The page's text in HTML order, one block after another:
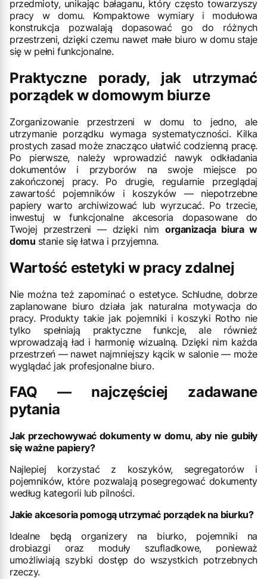
przedmioty, unikając bałaganu, który często towarzyszy
pracy w domu. Kompaktowe wymiary i modułowa
konstrukcja pozwalają dopasować go do różnych
przestrzeni, dzięki czemu nawet małe biuro w domu staje
się w pełni funkcjonalne.
Praktyczne porady, jak utrzymać
porządek w domowym biurze
Zorganizowanie przestrzeni w domu to jedno, ale
utrzymanie porządku wymaga systematyczności. Kilka
prostych zasad może znacząco ułatwić codzienną pracę.
Po pierwsze, należy wprowadzić nawyk odkładania
dokumentów i przyborów na swoje miejsce po
zakończonej pracy. Po drugie, regularnie przeglądaj
zawartość pojemników i koszyków — niepotrzebne
papiery warto archiwizować lub wyrzucać. Po trzecie,
inwestuj w funkcjonalne akcesoria dopasowane do
Twojej przestrzeni — dzięki nim organizacja biura w
domu stanie się łatwa i przyjemna.
Wartość estetyki w pracy zdalnej
Nie można też zapominać o estetyce. Schludne, dobrze
zaplanowane biuro działa jak naturalna motywacja do
pracy. Produkty takie jak pojemniki i koszyki Rotho nie
tylko spełniają praktyczne funkcje, ale również
wprowadzają ład i harmonię wizualną. Dzięki nim każda
przestrzeń — nawet najmniejszy kącik w salonie — może
wyglądać jak profesjonalne biuro.
FAQ — najczęściej zadawane
pytania
Jak przechowywać dokumenty w domu, aby nie gubiły
się ważne papiery?
Najlepiej korzystać z koszyków, segregatorów i
pojemników, które pozwalają posegregować dokumenty
według kategorii lub pilności.
Jakie akcesoria pomogą utrzymać porządek na biurku?
Idealne będą organizery na biurko, pojemniki na
drobiazgi oraz moduły szufladkowe, ponieważ
umożliwiają szybki dostęp do wszystkich potrzebnych
rzeczy.